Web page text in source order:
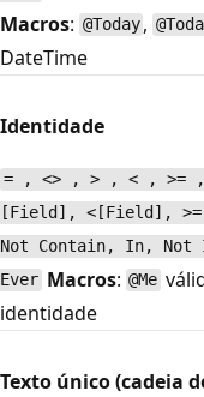
Macros: @Today ,
DateTime
Identidade
= , <> , > , < , >=
[Field], <[Field],
Not Contain, In, Not
Ever Macros: @Me
identidade
Texto único (cadeia